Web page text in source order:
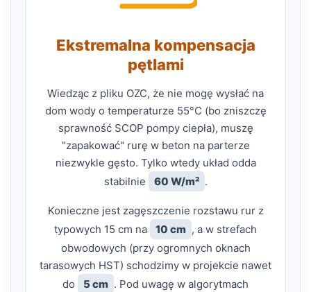
Ekstremalna kompensacja
pętlami
Wiedząc z pliku OZC, że nie mogę wysłać na
dom wody o temperaturze 55°C (bo zniszczę
sprawność SCOP pompy ciepła), muszę
"zapakować" rurę w beton na parterze
niezwykle gęsto. Tylko wtedy układ odda
stabilnie
60 W/m² .
Konieczne jest zagęszczenie rozstawu rur z
typowych 15 cm na
10 cm , a w strefach
obwodowych (przy ogromnych oknach
tarasowych HST) schodzimy w projekcie nawet
do
5 cm . Pod uwagę w algorytmach